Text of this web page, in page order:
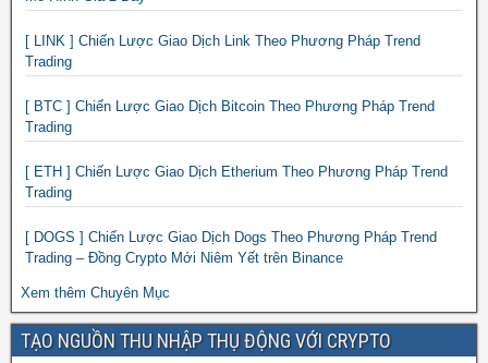
[ LINK ] Chiến Lược Giao Dịch Link Theo Phương Pháp Trend
Trading
[ BTC ] Chiến Lược Giao Dịch Bitcoin Theo Phương Pháp Trend
Trading
[ ETH ] Chiến Lược Giao Dịch Etherium Theo Phương Pháp Trend
Trading
[ DOGS ] Chiến Lược Giao Dịch Dogs Theo Phương Pháp Trend
Trading – Đồng Crypto Mới Niêm Yết trên Binance
Xem thêm Chuyên Mục
TẠO NGUỒN THU NHẬP THỤ ĐỘNG VỚI CRYPTO